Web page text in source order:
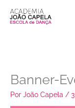
para
Banner-
PorJoão Capela /